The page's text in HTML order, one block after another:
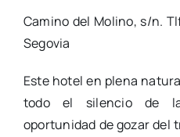
Camino del Molino, s/n.
Segovia
Este hotel en plena
todo el silencio de
oportunidad de gozar del